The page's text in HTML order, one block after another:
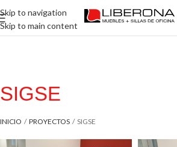
Skip to navigation
Skip to main content
SIGSE
INICIO / PROYECTOS / SIGSE